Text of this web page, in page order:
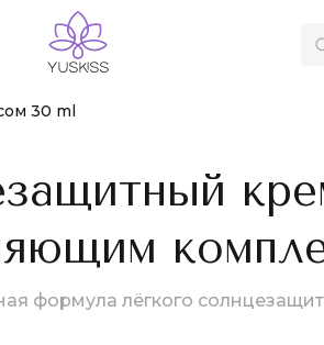
30 ml
формула лёгкого